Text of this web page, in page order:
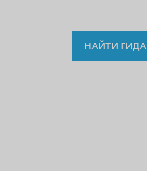
НАЙТИ ГИДА